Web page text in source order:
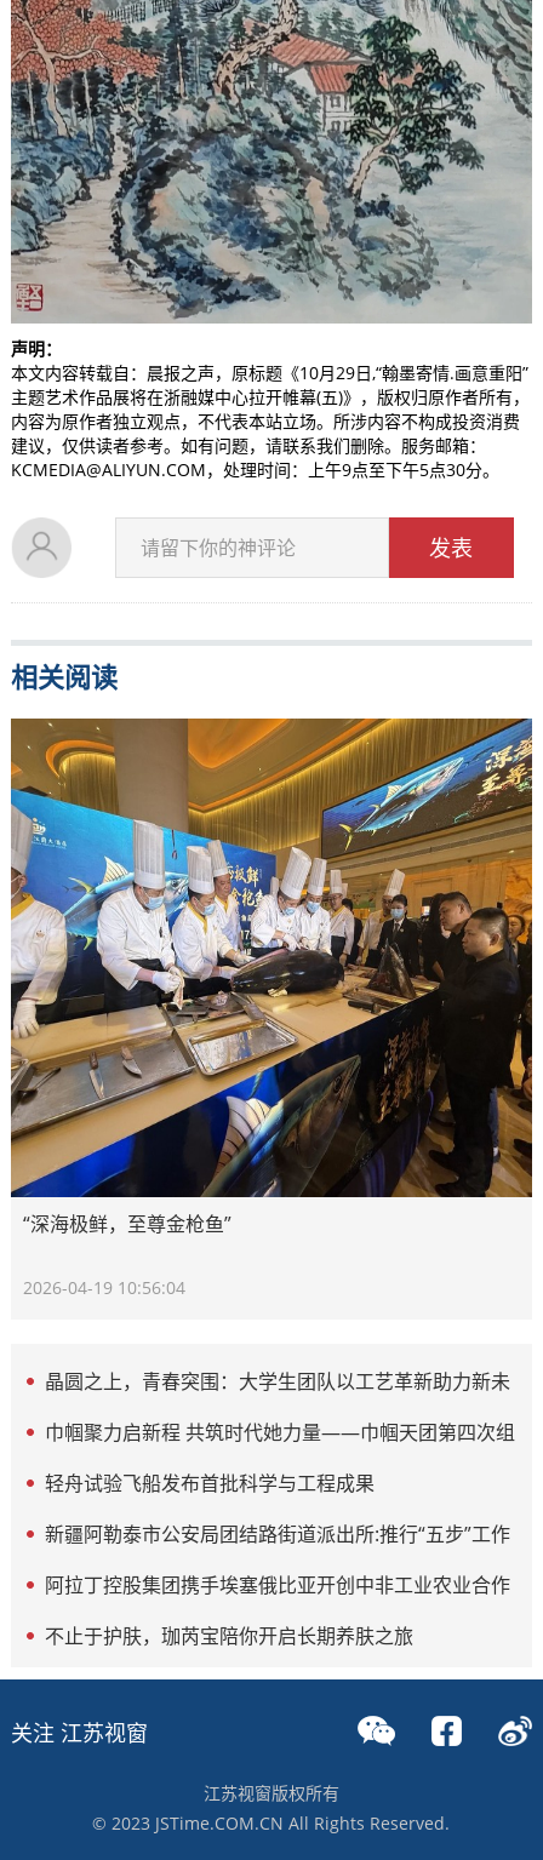
声明：
本文内容转载自：晨报之声，原标题《10月29日,“翰墨寄情.画意重阳”
主题艺术作品展将在浙融媒中心拉开帷幕(五)》，版权归原作者所有，
内容为原作者独立观点，不代表本站立场。所涉内容不构成投资消费
建议，仅供读者参考。如有问题，请联系我们删除。服务邮箱：
KCMEDIA@ALIYUN.COM，处理时间：上午9点至下午5点30分。
请留下你的神评论 发表
相关阅读
“深海极鲜，至尊金枪鱼”
2026-04-19 10:56:04
晶圆之上，青春突围：大学生团队以工艺革新助力新未
来 巾帼聚力启新程 共筑时代她力量——巾帼天团第四次组
委会筹备会圆满举办
轻舟试验飞船发布首批科学与工程成果
新疆阿勒泰市公安局团结路街道派出所:推行“五步”工作
法 打造新时代“枫”景线
阿拉丁控股集团携手埃塞俄比亚开创中非工业农业合作
新篇章
不止于护肤，珈芮宝陪你开启长期养肤之旅
关注 江苏视窗
江苏视窗版权所有
© 2023 JSTime.COM.CN All Rights Reserved.